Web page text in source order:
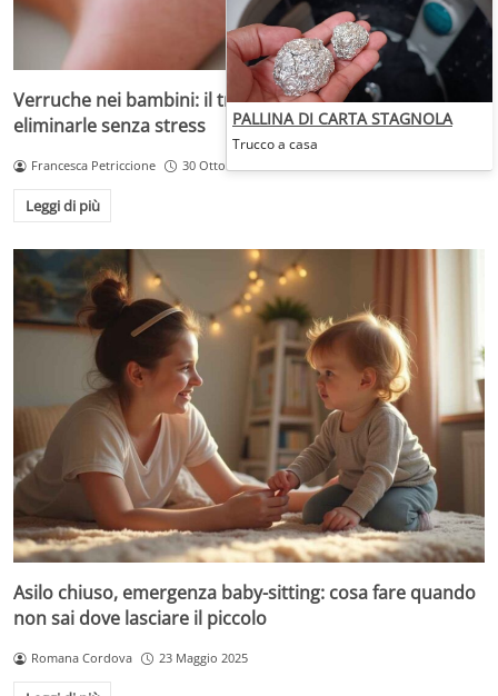
Verruche nei bambini: il trattamento più adatto per
eliminarle senza stress
Francesca Petriccione 30 Ottobre 2025
Leggi di più
Asilo chiuso, emergenza baby-sitting: cosa fare quando
non sai dove lasciare il piccolo
Romana Cordova 23 Maggio 2025
PALLINA DI CARTA STAGNOLA
Trucco a casa